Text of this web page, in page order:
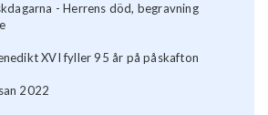
- Herrens död, begravning
XVI fyller 95 år på påskafton
2022